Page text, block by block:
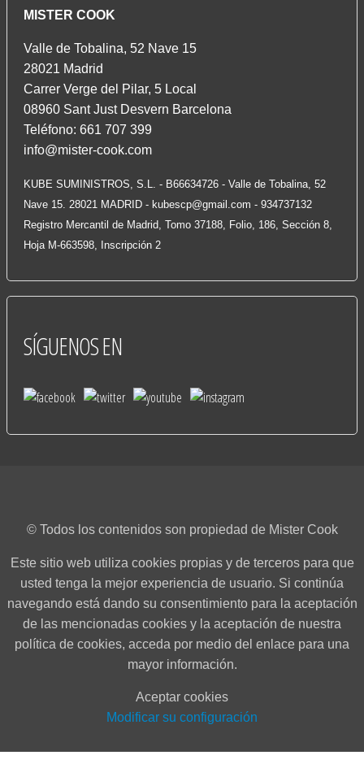
MISTER COOK
Valle de Tobalina, 52 Nave 15
28021 Madrid
Carrer Verge del Pilar, 5 Local
08960 Sant Just Desvern Barcelona
Teléfono: 661 707 399
info@mister-cook.com
KUBE SUMINISTROS, S.L. - B66634726 - Valle de Tobalina, 52
Nave 15. 28021 MADRID - kubescp@gmail.com - 934737132
Registro Mercantil de Madrid, Tomo 37188, Folio, 186, Sección 8,
Hoja M-663598, Inscripción 2
SÍGUENOSEN
© Todos los contenidos son propiedad de Mister Cook
Este sitio web utiliza cookies propias y de terceros para que
usted tenga la mejor experiencia de usuario. Si continúa
navegando está dando su consentimiento para la aceptación
de las mencionadas cookies y la aceptación de nuestra
política de cookies, acceda por medio del enlace para una
mayor información.
Aceptar cookies
Modificar su configuración